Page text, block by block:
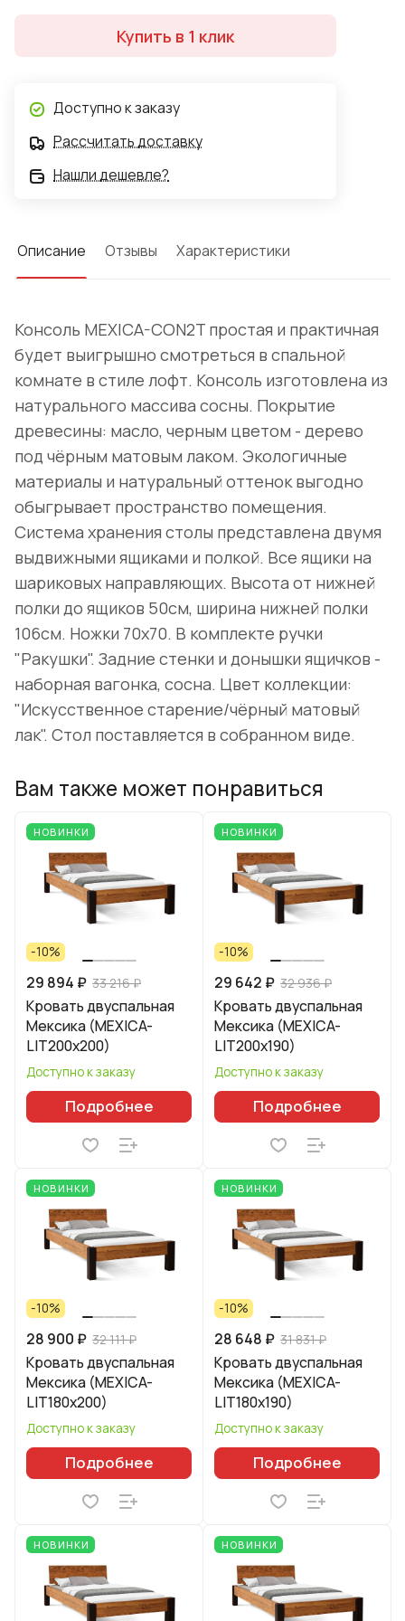
Купить в 1 клик
Доступно к заказу
Рассчитать доставку
Нашли дешевле?
Описание Отзывы Характеристики
Консоль MEXICA-CON2T простая и практичная
будет выигрышно смотреться в спальной
комнате в стиле лофт. Консоль изготовлена из
натурального массива сосны. Покрытие
древесины: масло, черным цветом - дерево
под чёрным матовым лаком. Экологичные
материалы и натуральный оттенок выгодно
обыгрывает пространство помещения.
Система хранения столы представлена двумя
выдвижными ящиками и полкой. Все ящики на
шариковых направляющих. Высота от нижней
полки до ящиков 50см, ширина нижней полки
106см. Ножки 70х70. В комплекте ручки
"Ракушки". Задние стенки и донышки ящичков -
наборная вагонка, сосна. Цвет коллекции:
"Искусственное старение/чёрный матовый
лак". Стол поставляется в собранном виде.
Вам также может понравиться
НОВИНКИ
-10%
29 894 ₽ 33 216 ₽
Кровать двуспальная
Мексика (MEXICA-
LIT200х200)
Доступно к заказу
Подробнее
НОВИНКИ
-10%
29 642 ₽ 32 936 ₽
Кровать двуспальная
Мексика (MEXICA-
LIT200х190)
Доступно к заказу
Подробнее
НОВИНКИ
-10%
28 900 ₽ 32 111 ₽
Кровать двуспальная
Мексика (MEXICA-
LIT180х200)
Доступно к заказу
Подробнее
НОВИНКИ
-10%
28 648 ₽ 31 831 ₽
Кровать двуспальная
Мексика (MEXICA-
LIT180х190)
Доступно к заказу
Подробнее
НОВИНКИ НОВИНКИ